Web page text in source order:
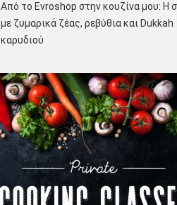
Από το Evroshop στην κουζίνα μου: Η
με ζυμαρικά ζέας, ρεβύθια και Dukkah
καρυδιού